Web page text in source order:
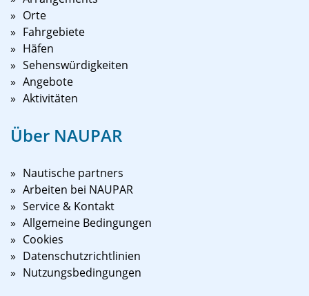
Orte
Fahrgebiete
Häfen
Sehenswürdigkeiten
Angebote
Aktivitäten
Über NAUPAR
Nautische partners
Arbeiten bei NAUPAR
Service & Kontakt
Allgemeine Bedingungen
Cookies
Datenschutzrichtlinien
Nutzungsbedingungen